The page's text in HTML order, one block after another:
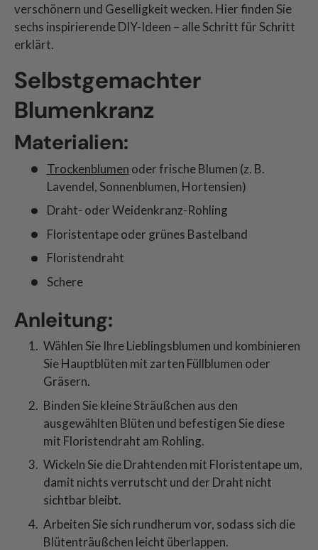
verschönern und Geselligkeit wecken. Hier finden Sie
sechs inspirierende DIY-Ideen – alle Schritt für Schritt
erklärt.
Selbstgemachter
Blumenkranz
Materialien:
Trockenblumen oder frische Blumen (z. B.
Lavendel, Sonnenblumen, Hortensien)
Draht‑ oder Weidenkranz‑Rohling
Floristentape oder grünes Bastelband
Floristendraht
Schere
Anleitung:
Wählen Sie Ihre Lieblingsblumen und kombinieren
Sie Hauptblüten mit zarten Füllblumen oder
Gräsern.
Binden Sie kleine Sträußchen aus den
ausgewählten Blüten und befestigen Sie diese
mit Floristendraht am Rohling.
Wickeln Sie die Drahtenden mit Floristentape um,
damit nichts verrutscht und der Draht nicht
sichtbar bleibt.
Arbeiten Sie sich rundherum vor, sodass sich die
Blütenträußchen leicht überlappen.